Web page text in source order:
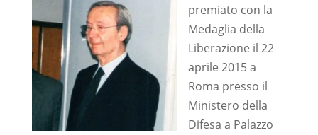
premiato con la
Medaglia della
Liberazione il 22
aprile 2015 a
Roma presso il
Ministero della
Difesa a Palazzo